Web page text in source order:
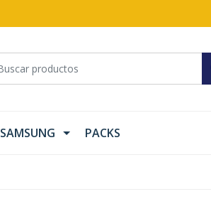
SAMSUNG PACKS